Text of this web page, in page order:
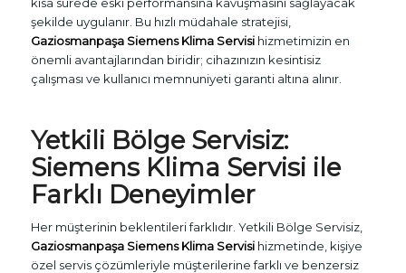
şekilde uygulanır. Bu hızlı müdahale stratejisi,
Gaziosmanpaşa Siemens Klima Servisihizmetimizin en
önemli avantajlarından biridir; cihazınızın kesintisiz
çalışması ve kullanıcı memnuniyeti garanti altına alınır.
Yetkili Bölge Servisiz:
Siemens Klima Servisi ile
Farklı Deneyimler
Her müşterinin beklentileri farklıdır. Yetkili Bölge Servisiz,
Gaziosmanpaşa Siemens Klima Servisihizmetinde, kişiye
özel servis çözümleriyle müşterilerine farklı ve benzersiz